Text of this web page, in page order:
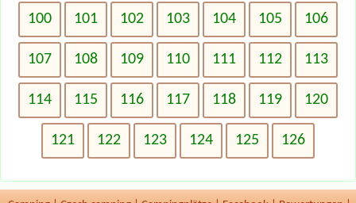
100 101 102 103 104 105 106
107 108 109 110 111 112 113
114 115 116 117 118 119 120
121 122 123 124 125 126